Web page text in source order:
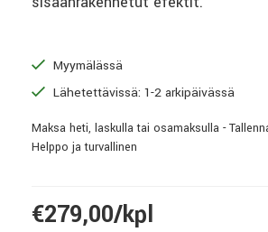
Myymälässä
Lähetettävissä: 1-2 arkipäivässä
Maksa heti, laskulla tai osamaksulla -
Helppo ja turvallinen
€279,00/kpl